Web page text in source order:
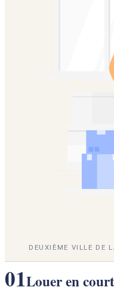
DEUXIÈME VILLE DE
01Louer en